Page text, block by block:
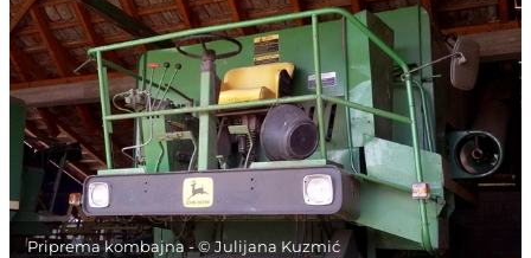
Priprema kombajna - © Julijana Kuzmić